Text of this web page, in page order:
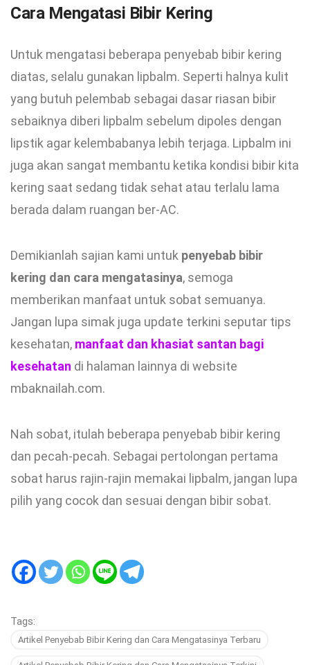
Cara Mengatasi Bibir Kering
Untuk mengatasi beberapa penyebab bibir kering
diatas, selalu gunakan lipbalm. Seperti halnya kulit
yang butuh pelembab sebagai dasar riasan bibir
sebaiknya diberi lipbalm sebelum dipoles dengan
lipstik agar kelembabanya lebih terjaga. Lipbalm ini
juga akan sangat membantu ketika kondisi bibir kita
kering saat sedang tidak sehat atau terlalu lama
berada dalam ruangan ber-AC.
Demikianlah sajian kami untuk penyebab bibir
kering dan cara mengatasinya, semoga
memberikan manfaat untuk sobat semuanya.
Jangan lupa simak juga update terkini seputar tips
kesehatan, manfaat dan khasiat santan bagi
kesehatan di halaman lainnya di website
mbaknailah.com.
Nah sobat, itulah beberapa penyebab bibir kering
dan pecah-pecah. Sebagai pertolongan pertama
sobat harus rajin-rajin memakai lipbalm, jangan lupa
pilih yang cocok dan sesuai dengan bibir sobat.
Tags:
Artikel Penyebab Bibir Kering dan Cara Mengatasinya Terbaru